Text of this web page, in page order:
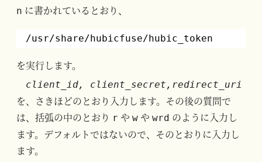
n に書かれているとおり、
/usr/share/hubicfuse/hubic_token
を実行します。
client_id, client_secret,redirect_uri
を、さきほどのとおり入力します。その後の質問で
は、括弧の中のとおり r や w や wrd のように入力し
ます。デフォルトではないので、そのとおりに入力し
ます。